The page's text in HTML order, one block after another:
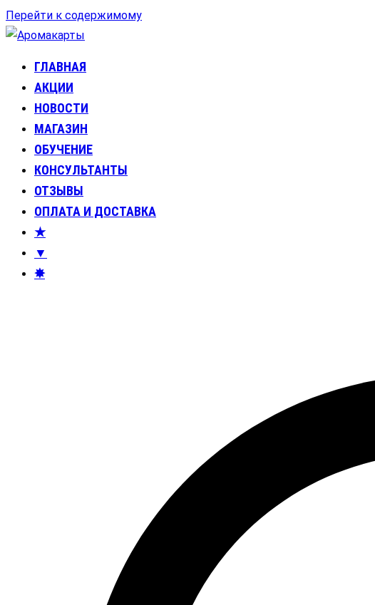
Перейти к содержимому
Аромакарты
Психологические эфирные карты • Аромапсихология
ГЛАВНАЯ
АКЦИИ
НОВОСТИ
МАГАЗИН
ОБУЧЕНИЕ
КОНСУЛЬТАНТЫ
ОТЗЫВЫ
ОПЛАТА И ДОСТАВКА
★
▼
✸